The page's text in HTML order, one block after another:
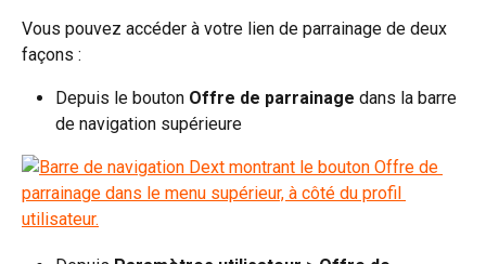
Vous pouvez accéder à votre lien de parrainage de deux
façons :
Depuis le bouton Offre de parrainage dans la barre
de navigation supérieure